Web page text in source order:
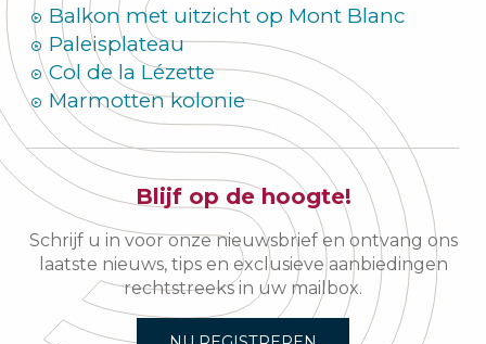
Balkon met uitzicht op Mont Blanc
Paleisplateau
Col de la Lézette
Marmotten kolonie
Blijf op de hoogte!
Schrijf u in voor onze nieuwsbrief en ontvang ons
laatste nieuws, tips en exclusieve aanbiedingen
rechtstreeks in uw mailbox.